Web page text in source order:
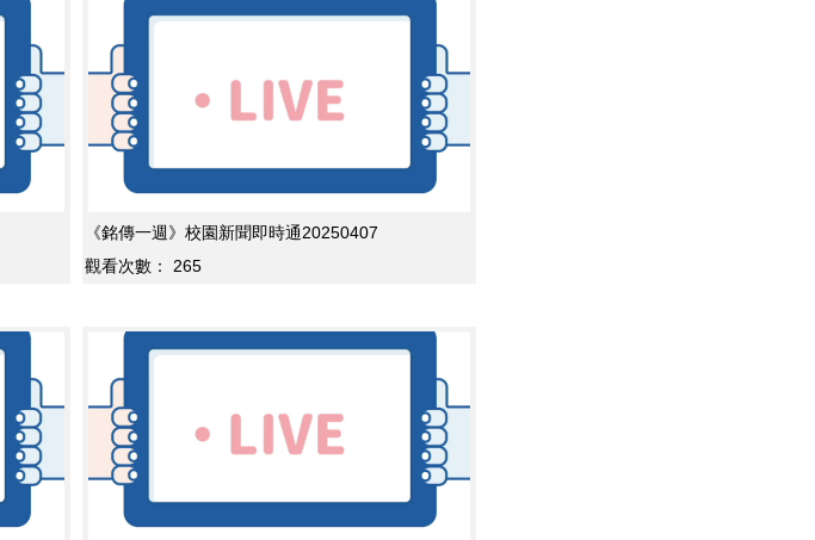
《銘傳一週》校園新聞即時通20250407
觀看次數：
265